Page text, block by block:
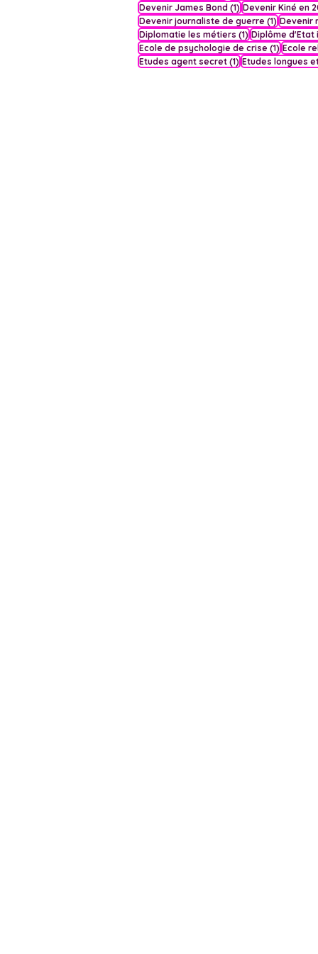
Devenir James Bond (1)1 post
Devenir Kiné en
Devenir journaliste de guerre (1)1 post
Devenir
Diplomatie les métiers (1)1 post
Diplôme d'Etat
Ecole de psychologie de crise (1)1 post
Ecole
Etudes agent secret (1)1 post
Etudes longues